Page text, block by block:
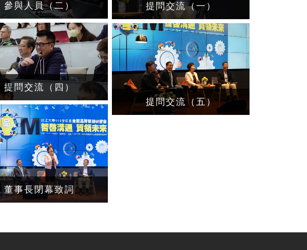
參與人員（二） 提問交流（一）
提問交流（四）
提問交流（五）
董事長閉幕致詞